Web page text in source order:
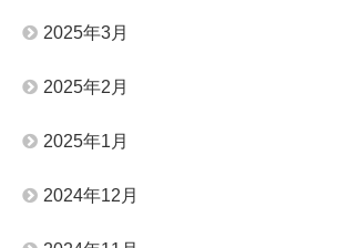
2025年3月
2025年2月
2025年1月
2024年12月